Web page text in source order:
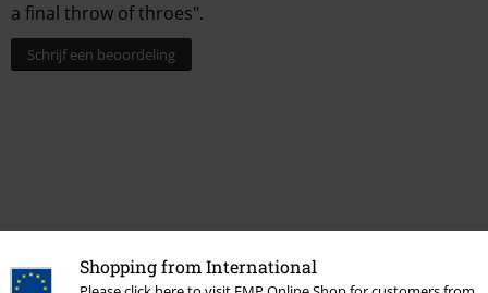
Shopping from International
a final throw of throes".
Schrijf een beoordeling